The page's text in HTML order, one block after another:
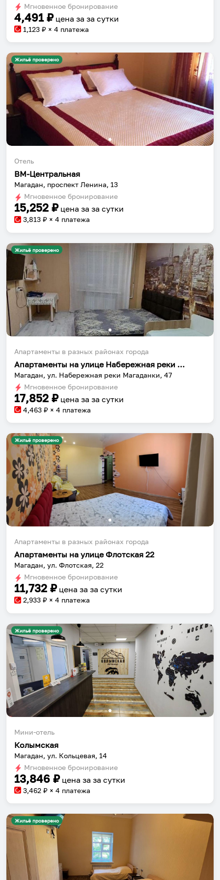
changing
dates.
changing
dates.
Мгновенное бронирование
4,491₽ цена за за сутки
1,123 ₽ × 4 платежа
Жильё проверено
Отель
ВМ-Центральная
Магадан, проспект Ленина, 13
Мгновенное бронирование
15,252 ₽ цена за за сутки
3,813 ₽ × 4 платежа
Жильё проверено
Апартаменты в разных районах города
Апартаменты на улице Набережная реки Магаданки 47
Магадан, ул. Набережная реки Магаданки, 47
Мгновенное бронирование
17,852 ₽ цена за за сутки
4,463 ₽ × 4 платежа
Жильё проверено
Апартаменты в разных районах города
Апартаменты на улице Флотская 22
Магадан, ул. Флотская, 22
Мгновенное бронирование
11,732 ₽ цена за за сутки
2,933 ₽ × 4 платежа
Жильё проверено
Мини-отель
Колымская
Магадан, ул. Кольцевая, 14
Мгновенное бронирование
13,846 ₽ цена за за сутки
3,462 ₽ × 4 платежа
Жильё проверено